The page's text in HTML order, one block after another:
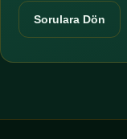
Sorulara Dön